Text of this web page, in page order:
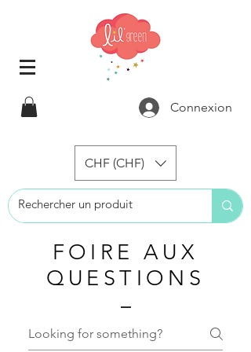
Connexion
CHF (CHF)
FOIRE AUX
QUESTIONS